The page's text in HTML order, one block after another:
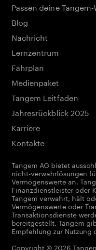
Passen deine
Blog
Nachricht
Lernzentrum
Fahrplan
Medienpaket
Tangem Leitfaden
Jahresrückblick 2025
Karriere
Kontakte
Tangem AG bietet
nicht-verwahrlösungen
Vermögenswerte an.
Finanzdienstleister oder
Tangem verwahrt, hält
Vermögenswerte oder
Transaktionsdienste
bereitgestellt. Tangem
Empfehlung zur